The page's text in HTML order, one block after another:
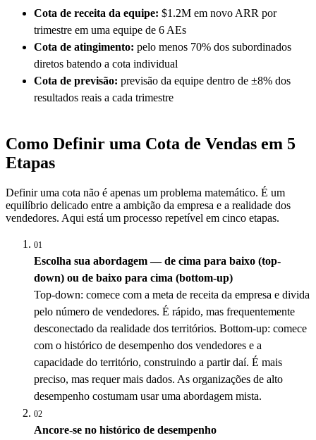
Cota de receita da equipe: $1.2M em novo ARR por
trimestre em uma equipe de 6 AEs
Cota de atingimento: pelo menos 70% dos subordinados
diretos batendo a cota individual
Cota de previsão: previsão da equipe dentro de ±8% dos
resultados reais a cada trimestre
Como Definir uma Cota de Vendas em 5
Etapas
Definir uma cota não é apenas um problema matemático. É um
equilíbrio delicado entre a ambição da empresa e a realidade dos
vendedores. Aqui está um processo repetível em cinco etapas.
01
Escolha sua abordagem — de cima para baixo (top-
down) ou de baixo para cima (bottom-up)
Top-down: comece com a meta de receita da empresa e divida
pelo número de vendedores. É rápido, mas frequentemente
desconectado da realidade dos territórios. Bottom-up: comece
com o histórico de desempenho dos vendedores e a
capacidade do território, construindo a partir daí. É mais
preciso, mas requer mais dados. As organizações de alto
desempenho costumam usar uma abordagem mista.
02
Ancore-se no histórico de desempenho